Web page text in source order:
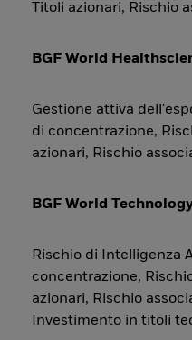
Titoli azionari, Rischio
BGF World
Gestione attiva
di concentrazione,
azionari, Rischio
BGF World
Rischio di Intelligenza
concentrazione,
azionari, Rischio
Investimento in titoli